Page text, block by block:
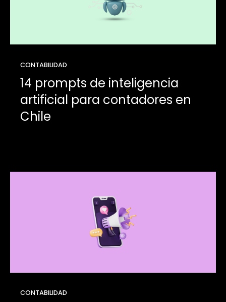
CONTABILIDAD
14 prompts de inteligencia
artificial para contadores en
Chile
CONTABILIDAD